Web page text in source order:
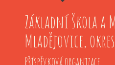
Základní škola a
Mladějovice,
Příspěvková organizace